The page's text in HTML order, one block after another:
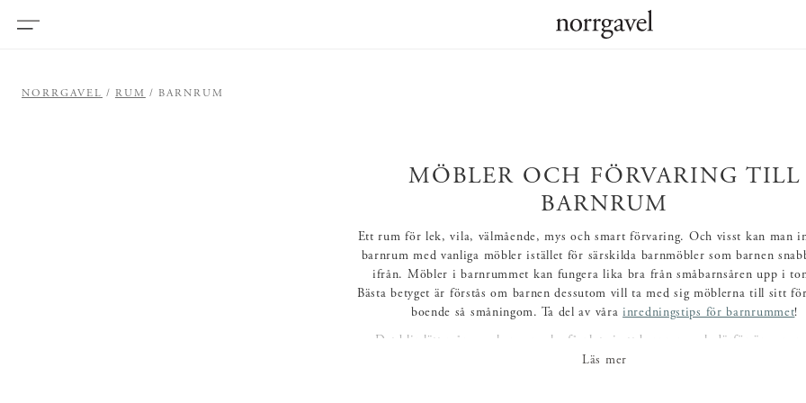
NORRGAVEL RUM BARNRUM
MÖBLER OCH FÖRVARING TILL
BARNRUM
Ett rum för lek, vila, välmående, mys och smart förvaring. Och visst kan man
barnrum med vanliga möbler istället för särskilda barnmöbler som barnen
ifrån. Möbler i barnrummet kan fungera lika bra från småbarnsåren upp i
Bästa betyget är förstås om barnen dessutom vill ta med sig möblerna till sitt
boende så småningom. Ta del av vårainredningstips för barnrummet!
Det blir lätt många saker som ska få plats i ett barnrum och därför är
förvaring en klok investering. Allt från kroklister och krokar till rymliga
Läs mer